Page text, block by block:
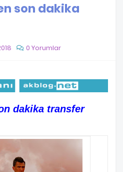
son dakika
0 Yorumlar
dakika transfer